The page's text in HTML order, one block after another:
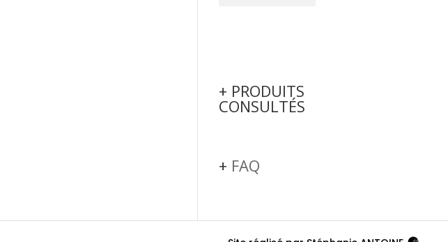
+ PRODUITS
CONSULTÉS
+ FAQ